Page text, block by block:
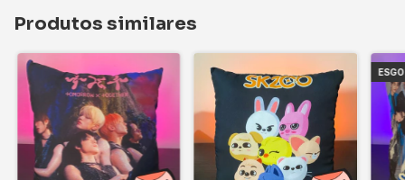
Produtos similares